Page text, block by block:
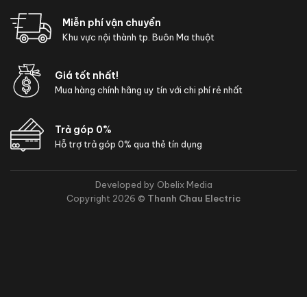
Miễn phí vận chuyển
Khu vực nội thành tp. Buôn Ma thuột
Giá tốt nhất!
Mua hàng chính hãng uy tín với chi phí rẻ nhất
Trả góp 0%
Hỗ trợ trả góp 0% qua thẻ tín dụng
Developed by Obelix Media
Copyright 2026 © Thanh Chau Electric